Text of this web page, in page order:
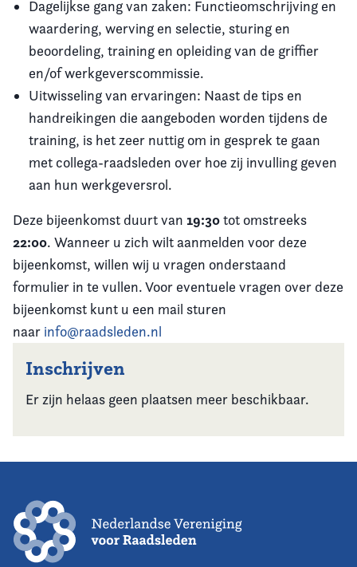
Dagelijkse gang van zaken: Functieomschrijving en
waardering, werving en selectie, sturing en
beoordeling, training en opleiding van de griffier
en/of werkgeverscommissie.
Uitwisseling van ervaringen: Naast de tips en
handreikingen die aangeboden worden tijdens de
training, is het zeer nuttig om in gesprek te gaan
met collega-raadsleden over hoe zij invulling geven
aan hun werkgeversrol.
Deze bijeenkomst duurt van 19:30tot omstreeks
22:00. Wanneer u zich wilt aanmelden voor deze
bijeenkomst, willen wij u vragen onderstaand
formulier in te vullen. Voor eventuele vragen over deze
bijeenkomst kunt u een mail sturen
naar info@raadsleden.nl
Inschrijven
Er zijn helaas geen plaatsen meer beschikbaar.